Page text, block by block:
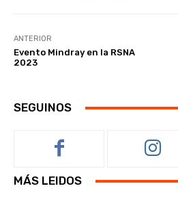
ANTERIOR
Evento Mindray en la RSNA
2023
SEGUINOS
MÁS LEIDOS